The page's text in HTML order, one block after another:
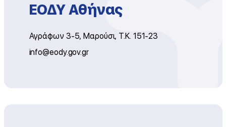
ΕΟΔΥ Αθήνας
Αγράφων 3-5, Μαρούσι, Τ.Κ. 151-23
info@eody.gov.gr